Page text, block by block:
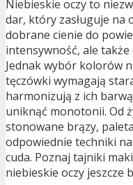
Niebieskie oczy to
dar, który zasługuje na
dobrane cienie do
intensywność, ale
Jednak wybór kolorów
tęczówki wymagają
harmonizują z ich
uniknąć monotonii. Od
stonowane brązy,
odpowiednie techniki
cuda. Poznaj tajniki
niebieskie oczy jeszcze